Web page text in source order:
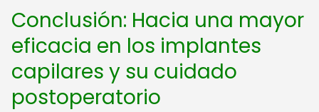
Conclusión: Hacia una mayor
eficacia en los implantes
capilares y su cuidado
postoperatorio